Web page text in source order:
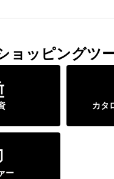
ョッピングツ
カタ
ー